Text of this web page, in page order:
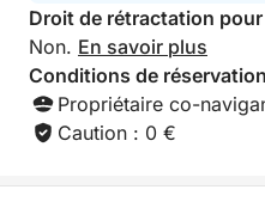
softs, rosé, eau,
de baignade.
Laissez-vous séduire par
intimiste et élégante vers
dès maintenant votre
vivez des instants
Droit de rétractation
Non. En savoir plus
Conditions de réservation
Propriétaire co-
Caution : 0 €